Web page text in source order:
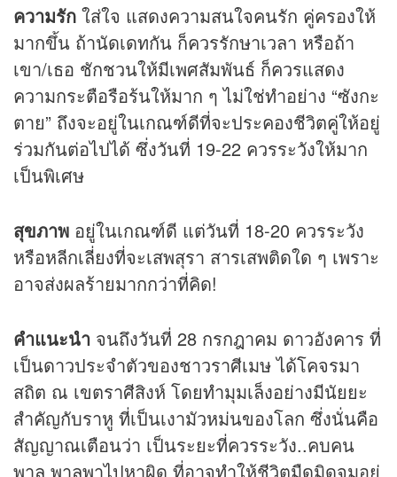
ความรัก ใส่ใจ แสดงความสนใจคนรัก คู่ครองให้
มากขึ้น ถ้านัดเดทกัน ก็ควรรักษาเวลา หรือถ้า
เขา/เธอ ชักชวนให้มีเพศสัมพันธ์ ก็ควรแสดง
ความกระตือรือร้นให้มาก ๆ ไม่ใช่ทำอย่าง “ซังกะ
ตาย” ถึงจะอยู่ในเกณฑ์ดีที่จะประคองชีวิตคู่ให้อยู่
ร่วมกันต่อไปได้ ซึ่งวันที่ 19-22 ควรระวังให้มาก
เป็นพิเศษ
สุขภาพ อยู่ในเกณฑ์ดี แต่วันที่ 18-20 ควรระวัง
หรือหลีกเลี่ยงที่จะเสพสุรา สารเสพติดใด ๆ เพราะ
อาจส่งผลร้ายมากกว่าที่คิด!
คำแนะนำ จนถึงวันที่ 28 กรกฎาคม ดาวอังคาร ที่
เป็นดาวประจำตัวของชาวราศีเมษ ได้โคจรมา
สถิต ณ เขตราศีสิงห์ โดยทำมุมเล็งอย่างมีนัยยะ
สำคัญกับราหู ที่เป็นเงามัวหม่นของโลก ซึ่งนั่นคือ
สัญญาณเตือนว่า เป็นระยะที่ควรระวัง..คบคน
พาล พาลพาไปหาผิด ที่อาจทำให้ชีวิตมืดมิดจมอยู่